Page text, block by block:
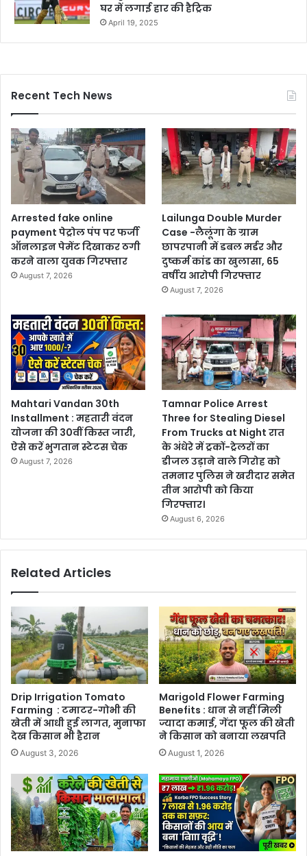
घर में लगाई हार की हैट्रिक
April 19, 2025
Recent Tech News
Arrested fake online
payment पेट्रोल पंप पर फर्जी
ऑनलाइन पेमेंट दिखाकर ठगी
करने वाला युवक गिरफ्तार
August 7, 2026
Lailunga Double Murder
Case -लैलूंगा के ग्राम
छापरपानी में डबल मर्डर और
दुष्कर्म कांड का खुलासा, 65
वर्षीय आरोपी गिरफ्तार
August 7, 2026
Mahtari Vandan 30th
Installment : महतारी वंदन
योजना की 30वीं किस्त जारी,
ऐसे करें भुगतान स्टेटस चेक
August 7, 2026
Tamnar Police Arrest
Three for Stealing Diesel
From Trucks at Night रात
के अंधेरे में ट्रकों-ट्रेलरों का
डीजल उड़ाने वाले गिरोह को
तमनार पुलिस ने खरीदार समेत
तीन आरोपी को किया
गिरफ्तार।
August 6, 2026
Related Articles
Drip Irrigation Tomato
Farming : टमाटर-गोभी की
खेती में आधी हुई लागत, मुनाफा
देख किसान भी हैरान
August 3, 2026
Marigold Flower Farming
Benefits : धान से नहीं मिली
ज्यादा कमाई, गेंदा फूल की खेती
ने किसान को बनाया लखपति
August 1, 2026